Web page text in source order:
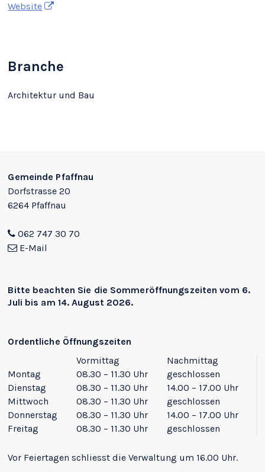
Website
Branche
Architektur und Bau
Gemeinde Pfaffnau
Dorfstrasse 20
6264 Pfaffnau
062 747 30 70
E-Mail
Bitte beachten Sie die Sommeröffnungszeiten vom 6.
Juli bis am 14. August 2026.
Ordentliche Öffnungszeiten
Vormittag
Nachmittag
Montag
08.30 – 11.30 Uhr
geschlossen
Dienstag
08.30 – 11.30 Uhr
14.00 – 17.00 Uhr
Mittwoch
08.30 – 11.30 Uhr
geschlossen
Donnerstag
08.30 – 11.30 Uhr
14.00 – 17.00 Uhr
Freitag
08.30 – 11.30 Uhr geschlossen
Vor Feiertagen schliesst die Verwaltung um 16.00 Uhr.